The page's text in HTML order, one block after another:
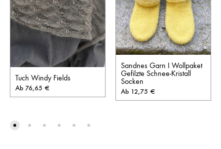
Tuch Windy Fields
Ab 76,65 €
Sandnes Garn I Wollpaket
Gefilzte Schnee-Kristall
Socken
Ab 12,75 €